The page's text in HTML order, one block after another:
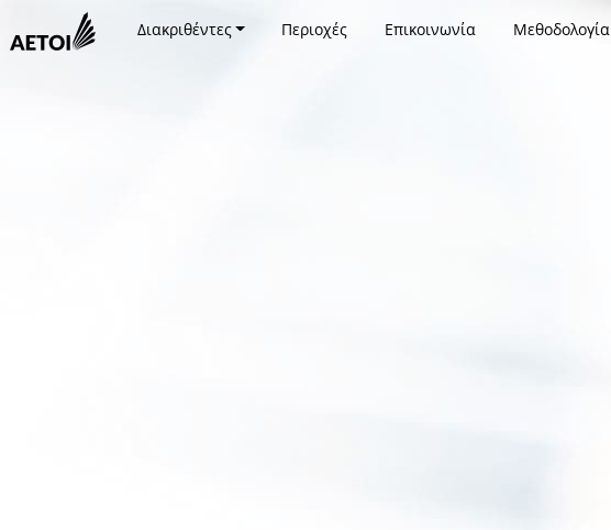
Διακριθέντες Περιοχές Επικοινωνία Μεθοδολογία